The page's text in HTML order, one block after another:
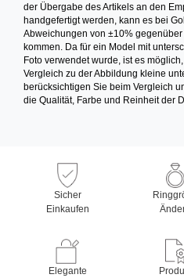
der Übergabe des Artikels an den
handgefertigt werden, kann es bei
Abweichungen von ±10%
kommen. Da für ein Model mit
Foto verwendet wurde, ist es
Vergleich zu der Abbildung kleine
berücksichtigen Sie beim Vergleich
die Qualität, Farbe und Reinheit der
Sicher
Einkaufen
Elegante